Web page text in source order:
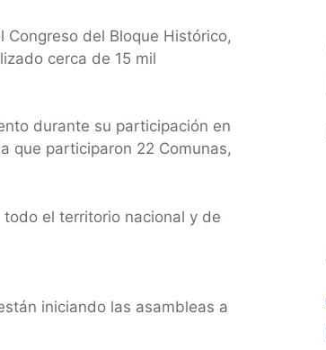
del Bloque Histórico,
cerca de 15 mil
durante su participación en
que participaron 22 Comunas,
el territorio nacional y de
iniciando las asambleas a